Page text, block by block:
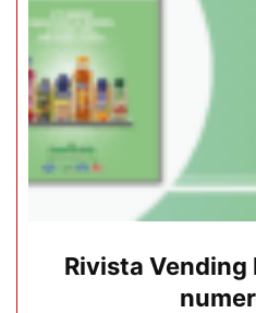
Rivista Vending